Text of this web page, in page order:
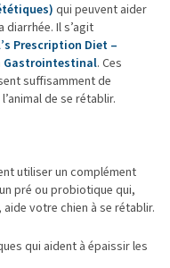
qui peuvent aider
Il s’agit
Prescription Diet –
Gastrointestinal. Ces
suffisamment de
de se rétablir.
utiliser un complément
pré ou probiotique qui,
votre chien à se rétablir.
qui aident à épaissir les